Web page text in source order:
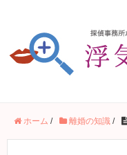
ホーム / 離婚の知識 /